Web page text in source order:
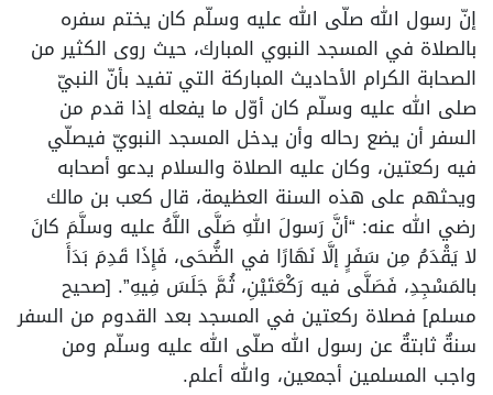
إنّ رسول الله صلّى الله عليه وسلّم كان يختم سفره
بالصلاة في المسجد النبوي المبارك، حيث روى الكثير من
الصحابة الكرام الأحاديث المباركة التي تفيد بأنّ النبيّ
صلى الله عليه وسلّم كان أوّل ما يفعله إذا قدم من
السفر أن يضع رحاله وأن يدخل المسجد النبويّ فيصلّي
فيه ركعتين، وكان عليه الصلاة والسلام يدعو أصحابه
ويحثهم على هذه السنة العظيمة، قال كعب بن مالك
رضي الله عنه: “أنَّ رَسولَ اللهِ صَلَّى اللَّهُ عليه وسلَّمَ كانَ
لا يَقْدَمُ مِن سَفَرٍ إلَّا نَهَارًا في الضُّحَى، فَإِذَا قَدِمَ بَدَأَ
بالمَسْجِدِ، فَصَلَّى فيه رَكْعَتَيْنِ، ثُمَّ جَلَسَ فِيهِ”. [صحيح
مسلم] فصلاة ركعتين في المسجد بعد القدوم من السفر
سنةٌ ثابتةٌ عن رسول الله صلّى الله عليه وسلّم ومن
واجب المسلمين أجمعين، والله أعلم.